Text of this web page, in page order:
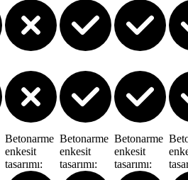
Betonarme
enkesit
tasarımı:
Betonarme
enkesit
tasarımı:
Betonarme
enkesit
tasarımı: